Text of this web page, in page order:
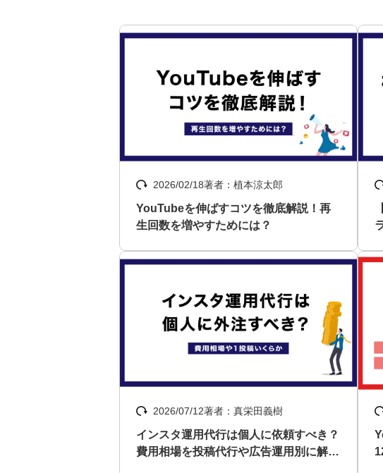
ミッショ
代表メッ
取締役メ
業務委託
認定パー
動画ディ
営業
正社員
マーケマ
カスタマ
常勤監査役
内部監査
2026/02/18著者：植本涼太郎
YouTubeを伸ばすコツを徹底解説！再
生回数を増やすためには？
2026/07/12著者：真栄田義樹
インスタ運用代行は個人に依頼すべき？
費用相場を投稿代行や広告運用別に解